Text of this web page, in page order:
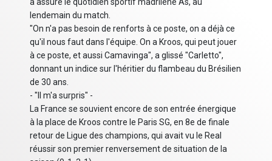
a assuré le quotidien sportif madrilène As, au
lendemain du match.
"On n'a pas besoin de renforts à ce poste, on a déjà ce
qu'il nous faut dans l'équipe. On a Kroos, qui peut jouer
à ce poste, et aussi Camavinga", a glissé "Carletto",
donnant un indice sur l'héritier du flambeau du Brésilien
de 30 ans.
- "Il m'a surpris" -
La France se souvient encore de son entrée énergique
à la place de Kroos contre le Paris SG, en 8e de finale
retour de Ligue des champions, qui avait vu le Real
réussir son premier renversement de situation de la